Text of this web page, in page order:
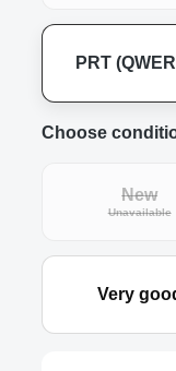
PRT
Choose
New
Unavailable
Very